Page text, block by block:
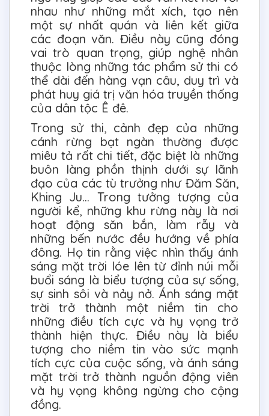
nhau như những mắt xích, tạo nên
một sự nhất quán và liên kết giữa
các đoạn văn. Điều này cũng đóng
vai trò quan trọng, giúp nghệ nhân
thuộc lòng những tác phẩm sử thi có
thể dài đến hàng vạn câu, duy trì và
phát huy giá trị văn hóa truyền thống
của dân tộc Ê đê.
Trong sử thi, cảnh đẹp của những
cánh rừng bạt ngàn thường được
miêu tả rất chi tiết, đặc biệt là những
buôn làng phồn thịnh dưới sự lãnh
đạo của các tù trưởng như Đăm Săn,
Khing Ju... Trong tưởng tượng của
người kể, những khu rừng này là nơi
hoạt động săn bắn, làm rẫy và
những bến nước đều hướng về phía
đông. Họ tin rằng việc nhìn thấy ánh
sáng mặt trời lóe lên từ đỉnh núi mỗi
buổi sáng là biểu tượng của sự sống,
sự sinh sôi và nảy nở. Ánh sáng mặt
trời trở thành một niềm tin cho
những điều tích cực và hy vọng trở
thành hiện thực. Điều này là biểu
tượng cho niềm tin vào sức mạnh
tích cực của cuộc sống, và ánh sáng
mặt trời trở thành nguồn động viên
và hy vọng không ngừng cho cộng
đồng.